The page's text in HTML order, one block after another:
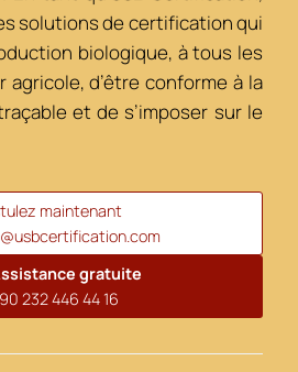
solutions de certification qui
biologique, à tous les
agricole, d’être conforme à la
et de s’imposer sur le
maintenant
gratuite
232 446 44 16